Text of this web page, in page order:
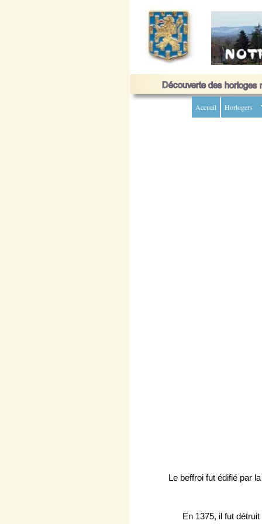
Accueil Horlogers
Le beffroi fut édifié par
En 1375, il fut